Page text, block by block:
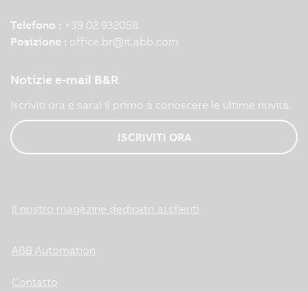
Telefono : +39 02 932058
Posizione : office.br@it.abb.com
Notizie e-mail B&R
Iscriviti ora e sarai il primo a conoscere le ultime novità.
ISCRIVITI ORA
Il nostro magazine dedicato ai clienti
ABB Automation
Contatto